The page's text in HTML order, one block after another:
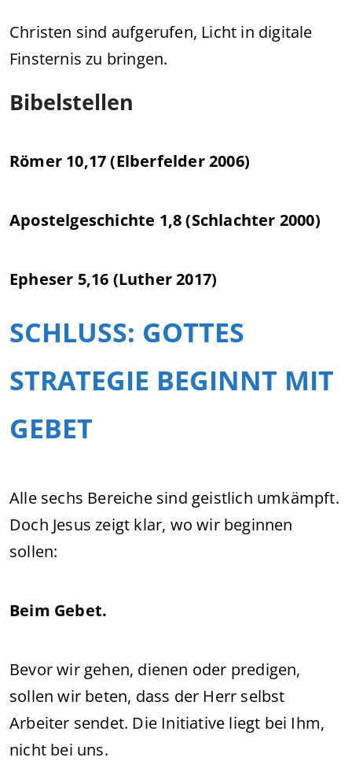
Christen sind aufgerufen, Licht in digitale
Finsternis zu bringen.
Bibelstellen
Römer 10,17 (Elberfelder 2006)
Apostelgeschichte 1,8 (Schlachter 2000)
Epheser 5,16 (Luther 2017)
SCHLUSS: GOTTES
STRATEGIE BEGINNT MIT
GEBET
Alle sechs Bereiche sind geistlich umkämpft.
Doch Jesus zeigt klar, wo wir beginnen
sollen:
Beim Gebet.
Bevor wir gehen, dienen oder predigen,
sollen wir beten, dass der Herr selbst
Arbeiter sendet. Die Initiative liegt bei Ihm,
nicht bei uns.